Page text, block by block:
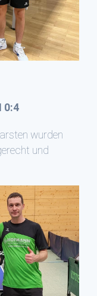
0:4
wurden
und